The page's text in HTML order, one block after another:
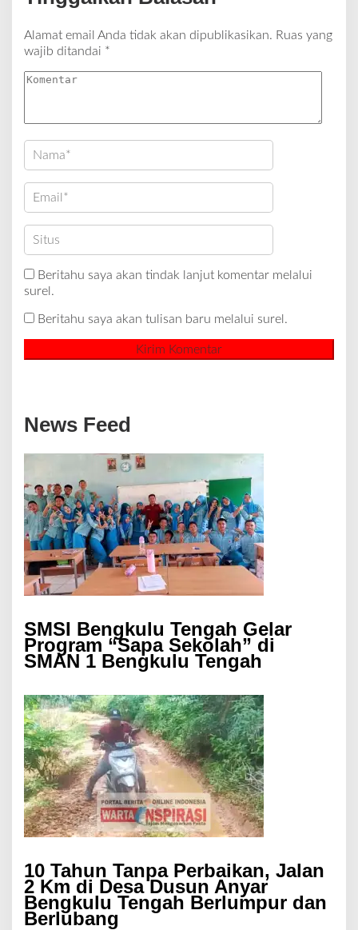
Alamat email Anda tidak akan dipublikasikan. Ruas yang
wajib ditandai *
Beritahu saya akan tindak lanjut komentar melalui
surel.
Beritahu saya akan tulisan baru melalui surel.
News Feed
SMSI Bengkulu Tengah Gelar
Program “Sapa Sekolah” di
SMAN 1 Bengkulu Tengah
10 Tahun Tanpa Perbaikan, Jalan
2 Km di Desa Dusun Anyar
Bengkulu Tengah Berlumpur dan
Berlubang